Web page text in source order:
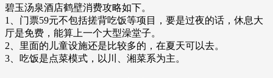
碧玉汤泉酒店鹤壁消费攻略如下。
1、门票59元不包括搓背吃饭等项目，要是过夜的话，休息大
厅是免费，能算上一个大型澡堂子。
2、里面的儿童设施还是比较多的，在夏天可以去。
3、吃饭是点菜模式，以川、湘菜系为主。